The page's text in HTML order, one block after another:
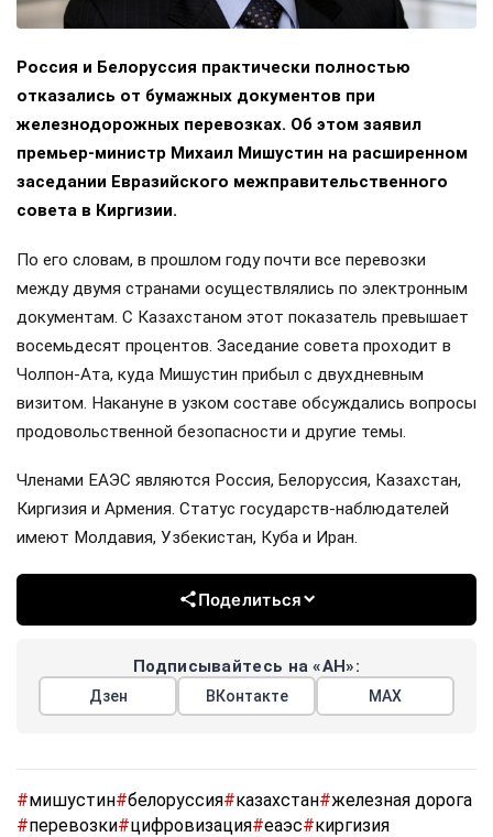
Россия и Белоруссия практически полностью
отказались от бумажных документов при
железнодорожных перевозках. Об этом заявил
премьер-министр Михаил Мишустин на расширенном
заседании Евразийского межправительственного
совета в Киргизии.
По его словам, в прошлом году почти все перевозки
между двумя странами осуществлялись по электронным
документам. С Казахстаном этот показатель превышает
восемьдесят процентов. Заседание совета проходит в
Чолпон-Ата, куда Мишустин прибыл с двухдневным
визитом. Накануне в узком составе обсуждались вопросы
продовольственной безопасности и другие темы.
Членами ЕАЭС являются Россия, Белоруссия, Казахстан,
Киргизия и Армения. Статус государств-наблюдателей
имеют Молдавия, Узбекистан, Куба и Иран.
Поделиться
Подписывайтесь на «АН»:
Дзен ВКонтакте МАХ
#мишустин#белоруссия#казахстан#железная дорога
#перевозки#цифровизация#еаэс#киргизия